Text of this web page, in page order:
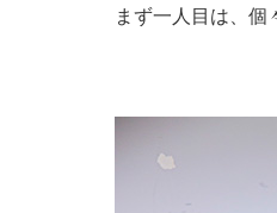
まず一人目は、個